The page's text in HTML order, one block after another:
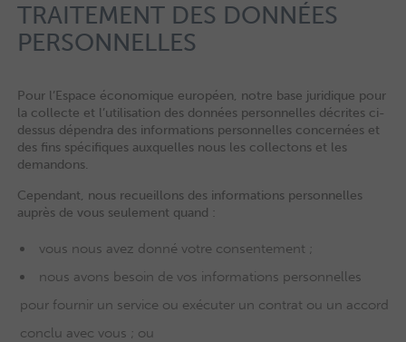
TRAITEMENT DES DONNÉES
PERSONNELLES
Pour l’Espace économique européen, notre base juridique pour
la collecte et l’utilisation des données personnelles décrites ci-
dessus dépendra des informations personnelles concernées et
des fins spécifiques auxquelles nous les collectons et les
demandons.
Cependant, nous recueillons des informations personnelles
auprès de vous seulement quand :
vous nous avez donné votre consentement ;
nous avons besoin de vos informations personnelles
pour fournir un service ou exécuter un contrat ou un accord
conclu avec vous ; ou